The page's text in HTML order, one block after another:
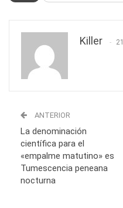
Killer
ANTERIOR
La denominación
científica para el
«empalme matutino» es
Tumescencia peneana
nocturna